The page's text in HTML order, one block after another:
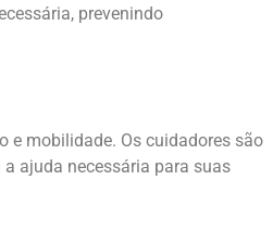
prevenindo
e mobilidade. Os cuidadores são
ajuda necessária para suas